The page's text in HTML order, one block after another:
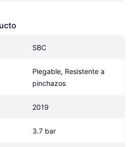
SBC
Plegable, Resistente a
pinchazos
2019
3.7 bar